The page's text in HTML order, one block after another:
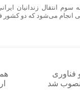
سوم انتقال زندانیان
می‌شود که دو کشور
فناوری
شد